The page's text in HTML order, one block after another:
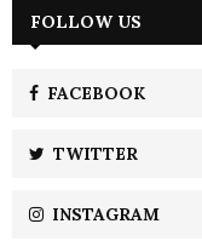
h
FOLLOW US
FACEBOOK
TWITTER
INSTAGRAM